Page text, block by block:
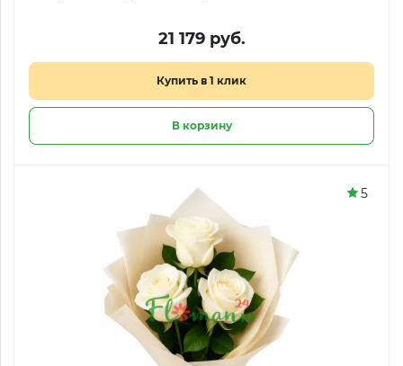
21 179 руб.
Купить в 1 клик
В корзину
5